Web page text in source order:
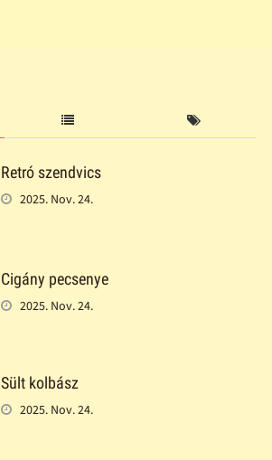
Retró szendvics
2025. Nov. 24.
Cigány pecsenye
2025. Nov. 24.
Sült kolbász
2025. Nov. 24.